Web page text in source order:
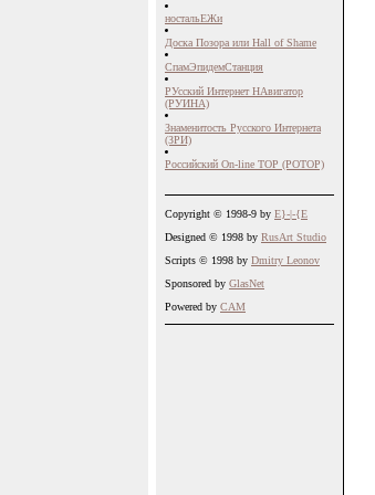
ностальЕЖи
Доска Позора или Hall of Shame
СпамЭпидемСтанция
РУсский Интернет НАвигатор
(РУИНА)
Знаменитость Русского Интернета
(ЗРИ)
Российский Оn-line TOP (POTOP)
Copyright © 1998-9 by E}-|-{E
Designed © 1998 by RusArt Studio
Scripts © 1998 by Dmitry Leonov
Sponsored by GlasNet
Powered by CAM